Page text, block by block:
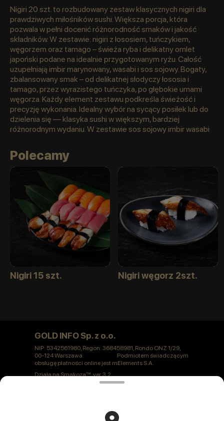
Nigiri 20 szt. to rozbudowany zestaw klasycznych nigiri dla
prawdziwych miłośników sushi. Większa porcja, która
pozwala w pełni docenić różnorodność smaków i jakość
składników. W zestawie: nigiri z łososiem, tuńczykiem,
węgorzem oraz tamago – świeża ryba i delikatny omlet
japoński podane na idealnie przygotowanym ryżu. Całość
uzupełniają imbir marynowany, wasabi i sos sojowy. Bogaty,
zbalansowany smak – od delikatnej słodyczy łososia i
tamago, przez wyrazistego tuńczyka, po głębokie umami
węgorza. Każdy element zestawu podkreśla świeżość i
precyzję wykonania. Idealny wybór na sycący posiłek lub do
dzielenia się — klasyka sushi w większym, bardziej
różnorodnym wydaniu. W zestawie sos sojowy imbir wasabi
Polecamy
Nigiri 15 szt. Nigiri węgorz 2szt.
GOLD INFO Sp. z o.o.
NIP: 5342561980, Regon: 368458981, Rondo ONZ 1/29,
00-124 Warszawa. Podmiotem świadczącym
obsługę płatności online jest mElements S.A.
Działa naSmakozaver. 3.2